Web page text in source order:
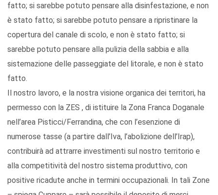
fatto; si sarebbe potuto pensare alla disinfestazione, e non
è stato fatto; si sarebbe potuto pensare a ripristinare la
copertura del canale di scolo, e non è stato fatto; si
sarebbe potuto pensare alla pulizia della sabbia e alla
sistemazione delle passeggiate del litorale, e non è stato
fatto.
Il nostro lavoro, e la nostra visione organica dei territori, ha
permesso con la ZES , di istituire la Zona Franca Doganale
nell’area Pisticci/Ferrandina, che con l’esenzione di
numerose tasse (a partire dall’Iva, l’abolizione dell’Irap),
contribuirà ad attrarre investimenti sul nostro territorio e
alla competitività del nostro sistema produttivo, con
positive ricadute anche in termini occupazionali. In tali Zone